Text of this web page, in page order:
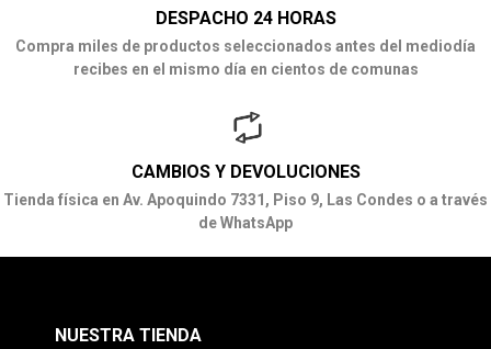
DESPACHO 24 HORAS
Compra miles de productos seleccionados antes del mediodía
recibes en el mismo día en cientos de comunas
CAMBIOS Y DEVOLUCIONES
Tienda física en Av. Apoquindo 7331, Piso 9, Las Condes o a través
de WhatsApp
NUESTRA TIENDA